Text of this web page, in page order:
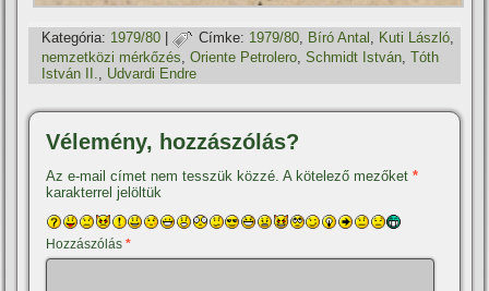
Kategória: 1979/80 | Címke: 1979/80, Bí­ró Antal , Kuti László,
nemzetközi mérkőzés,Oriente Petrolero,Schmidt István,Tóth
István II., Udvardi Endre
Vélemény, hozzászólás?
Az e-mail címet nem tesszük közzé. A kötelező mezőket*
karakterrel jelöltük
Hozzászólás*